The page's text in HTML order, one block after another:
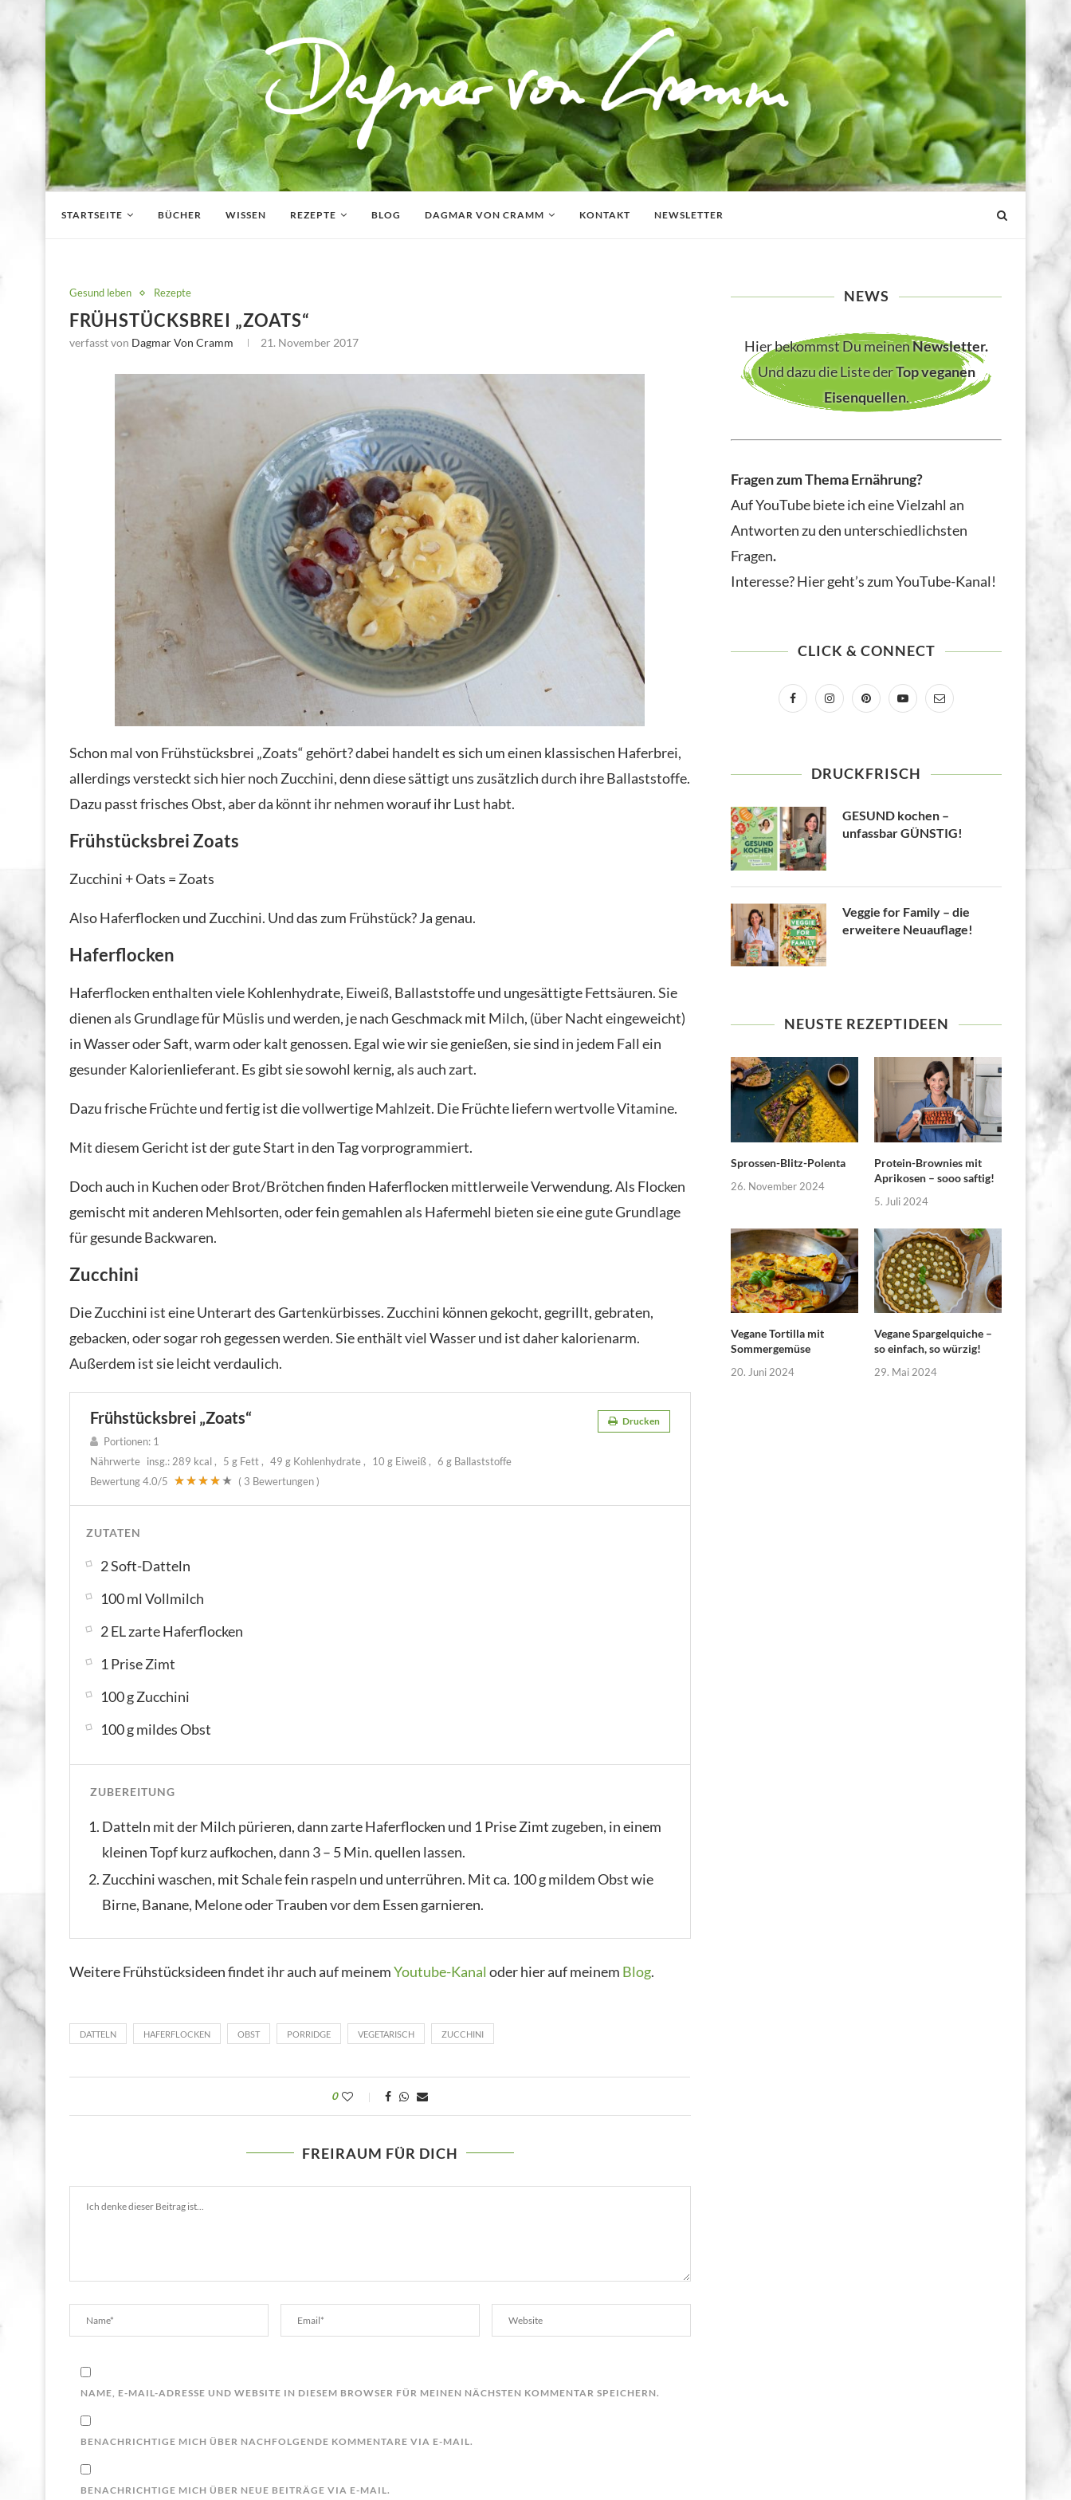
STARTSEITE BÜCHER WISSEN REZEPTE BLOG DAGMAR VON CRAMM KONTAKT NEWSLETTER
Gesund leben Rezepte
FRÜHSTÜCKSBREI „ZOATS“
verfasst von Dagmar Von Cramm 21. November 2017
Schon mal von Frühstücksbrei „Zoats“ gehört? dabei handelt es sich um einen klassischen Haferbrei,
allerdings versteckt sich hier noch Zucchini, denn diese sättigt uns zusätzlich durch ihre Ballaststoffe.
Dazu passt frisches Obst, aber da könnt ihr nehmen worauf ihr Lust habt.
Frühstücksbrei Zoats
Zucchini + Oats = Zoats
Also Haferflocken und Zucchini. Und das zum Frühstück? Ja genau.
Haferflocken
Haferflocken enthalten viele Kohlenhydrate, Eiweiß, Ballaststoffe und ungesättigte Fettsäuren. Sie
dienen als Grundlage für Müslis und werden, je nach Geschmack mit Milch, (über Nacht eingeweicht)
in Wasser oder Saft, warm oder kalt genossen. Egal wie wir sie genießen, sie sind in jedem Fall ein
gesunder Kalorienlieferant. Es gibt sie sowohl kernig, als auch zart.
Dazu frische Früchte und fertig ist die vollwertige Mahlzeit. Die Früchte liefern wertvolle Vitamine.
Mit diesem Gericht ist der gute Start in den Tag vorprogrammiert.
Doch auch in Kuchen oder Brot/Brötchen finden Haferflocken mittlerweile Verwendung. Als Flocken
gemischt mit anderen Mehlsorten, oder fein gemahlen als Hafermehl bieten sie eine gute Grundlage
für gesunde Backwaren.
Zucchini
Die Zucchini ist eine Unterart des Gartenkürbisses. Zucchini können gekocht, gegrillt, gebraten,
gebacken, oder sogar roh gegessen werden. Sie enthält viel Wasser und ist daher kalorienarm.
Außerdem ist sie leicht verdaulich.
Frühstücksbrei „Zoats“ Drucken
Portionen: 1
Nährwerte insg.:289 kcal 5 g Fett 49 g Kohlenhydrate 10 g Eiweiß
6 g Ballaststoffe
Bewertung4.0/5 ( 3 Bewertungen )
ZUTATEN
2 Soft-Datteln
100 ml Vollmilch
2 EL zarte Haferflocken
1 Prise Zimt
100 g Zucchini
100 g mildes Obst
ZUBEREITUNG
Datteln mit der Milch pürieren, dann zarte Haferflocken und 1 Prise Zimt zugeben, in einem
kleinen Topf kurz aufkochen, dann 3 – 5 Min. quellen lassen.
Zucchini waschen, mit Schale fein raspeln und unterrühren. Mit ca. 100 g mildem Obst wie
Birne, Banane, Melone oder Trauben vor dem Essen garnieren.
Weitere Frühstücksideen findet ihr auch auf meinemYoutube-Kanal oder hier auf meinem Blog.
DATTELN HAFERFLOCKEN OBST PORRIDGE VEGETARISCH ZUCCHINI
0
FREIRAUM FÜR DICH
NAME, E-MAIL-ADRESSE UND WEBSITE IN DIESEM BROWSER FÜR MEINEN NÄCHSTEN KOMMENTAR SPEICHERN.
BENACHRICHTIGE MICH ÜBER NACHFOLGENDE KOMMENTARE VIA E-MAIL.
BENACHRICHTIGE MICH ÜBER NEUE BEITRÄGE VIA E-MAIL.
NEWS
Hier bekommst Du meinenNewsletter.
Und dazu die Liste derTop veganen
Eisenquellen.
Fragen zum Thema Ernährung?
Auf YouTube biete ich eine Vielzahl an
Antworten zu den unterschiedlichsten
Fragen.
Interesse? Hier geht’s zum YouTube-Kanal!
CLICK & CONNECT
DRUCKFRISCH
GESUND kochen –
unfassbar GÜNSTIG!
Veggie for Family – die
erweitere Neuauflage!
NEUSTE REZEPTIDEEN
Sprossen-Blitz-Polenta
26. November 2024
Protein-Brownies mit
Aprikosen – sooo saftig!
5. Juli 2024
Vegane Tortilla mit
Sommergemüse
20. Juni 2024
Vegane Spargelquiche –
so einfach, so würzig!
29. Mai 2024